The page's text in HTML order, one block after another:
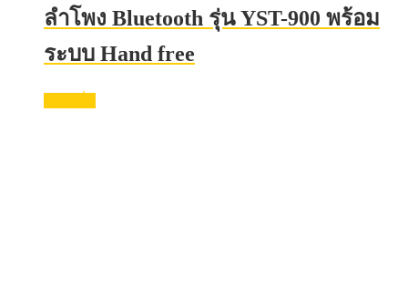
ลำโพง Bluetooth รุ่น YST-900 พร้อม
ระบบ Hand free